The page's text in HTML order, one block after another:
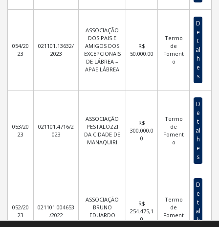
054/20
23
021101.13632/
2023
ASSOCIAÇÃO
DOS PAIS E
AMIGOS DOS
EXCEPCIONAIS
DE LÁBREA –
APAE LÁBREA
R$
50.000,00
Termo
de
Foment
o
D
e
t
al
h
e
s
053/20
23
021101.4716/2
023
ASSOCIAÇÃO
PESTALOZZI
DA CIDADE DE
MANAQUIRI
R$
300.000,0
0
Termo
de
Foment
o
D
e
t
al
h
e
s
052/20
23
021101.004653
/2022
ASSOCIAÇÃO
BRUNO
EDUARDO
COSTA – ABEC
R$
254.475,1
0
Termo
de
Foment
o
D
e
t
al
h